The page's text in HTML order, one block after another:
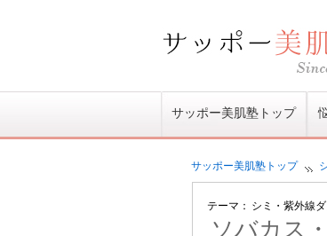
サッポー美肌塾トップ
サッポー美肌塾 トップ
テーマ： シミ ・紫外線
ソバカス